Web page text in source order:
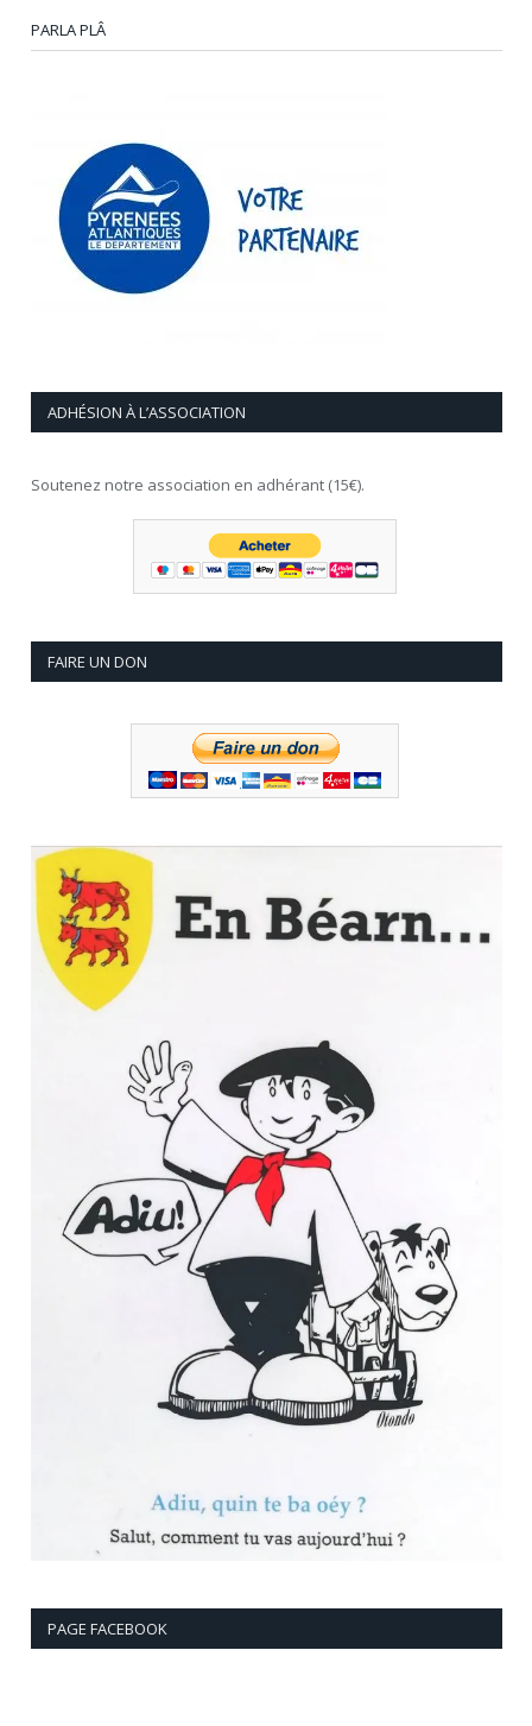
PARLA PLÂ
ADHÉSION À L’ASSOCIATION
Soutenez notre association en adhérant (15€).
FAIRE UN DON
PAGE FACEBOOK